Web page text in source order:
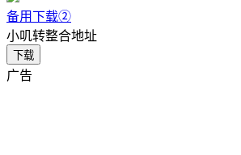
备用下载②
小叽转整合地址
下载
广告